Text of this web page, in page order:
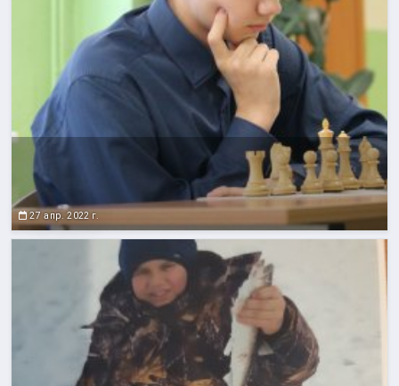
27 апр. 2022 г.